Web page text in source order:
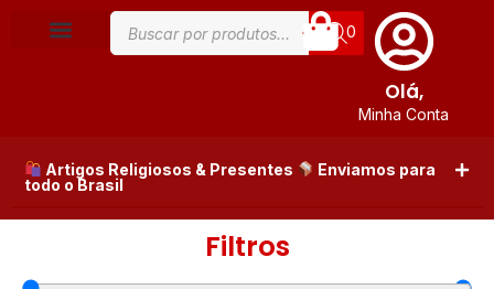
Olá,
Minha Conta
0
Artigos Religiosos & Presentes
Enviamos para
todo o Brasil
Filtros